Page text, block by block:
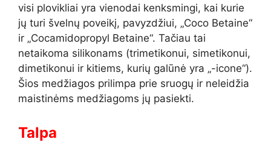
visi plovikliai yra vienodai kenksmingi, kai kurie
jų turi švelnų poveikį, pavyzdžiui, „Coco Betaine“
ir „Cocamidopropyl Betaine“. Tačiau tai
netaikoma silikonams (trimetikonui, simetikonui,
dimetikonui ir kitiems, kurių galūnė yra „-icone“).
Šios medžiagos prilimpa prie sruogų ir neleidžia
maistinėms medžiagoms jų pasiekti.
Talpa